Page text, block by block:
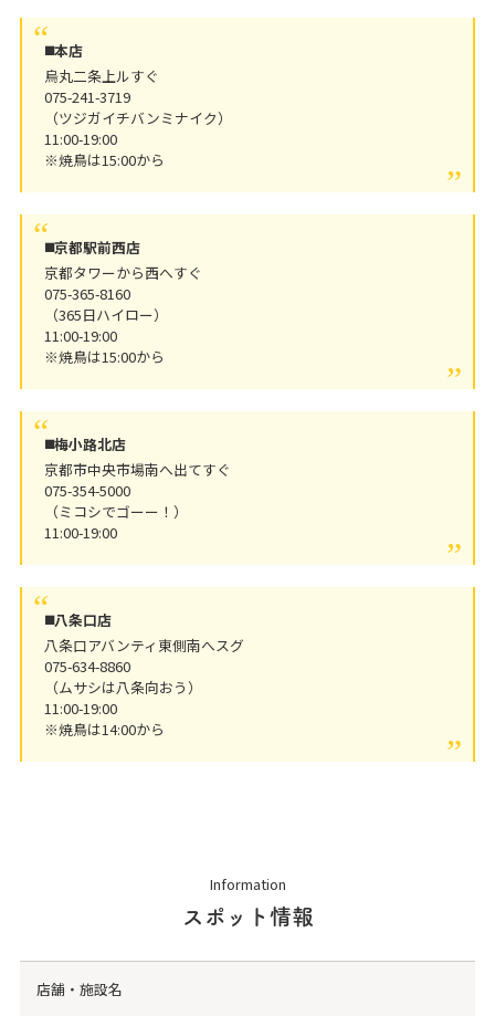
◼️本店
烏丸二条上ルすぐ
075-241-3719
（ツジガイチバンミナイク）
11:00-19:00
※焼鳥は15:00から
◼️京都駅前西店
京都タワーから西へすぐ
075-365-8160
（365日ハイロー）
11:00-19:00
※焼鳥は15:00から
◼️梅小路北店
京都市中央市場南へ出てすぐ
075-354-5000
（ミコシでゴーー！）
11:00-19:00
◼️八条口店
八条口アバンティ東側南へスグ
075-634-8860
（ムサシは八条向おう）
11:00-19:00
※焼鳥は14:00から
Information
スポット情報
店舗・施設名